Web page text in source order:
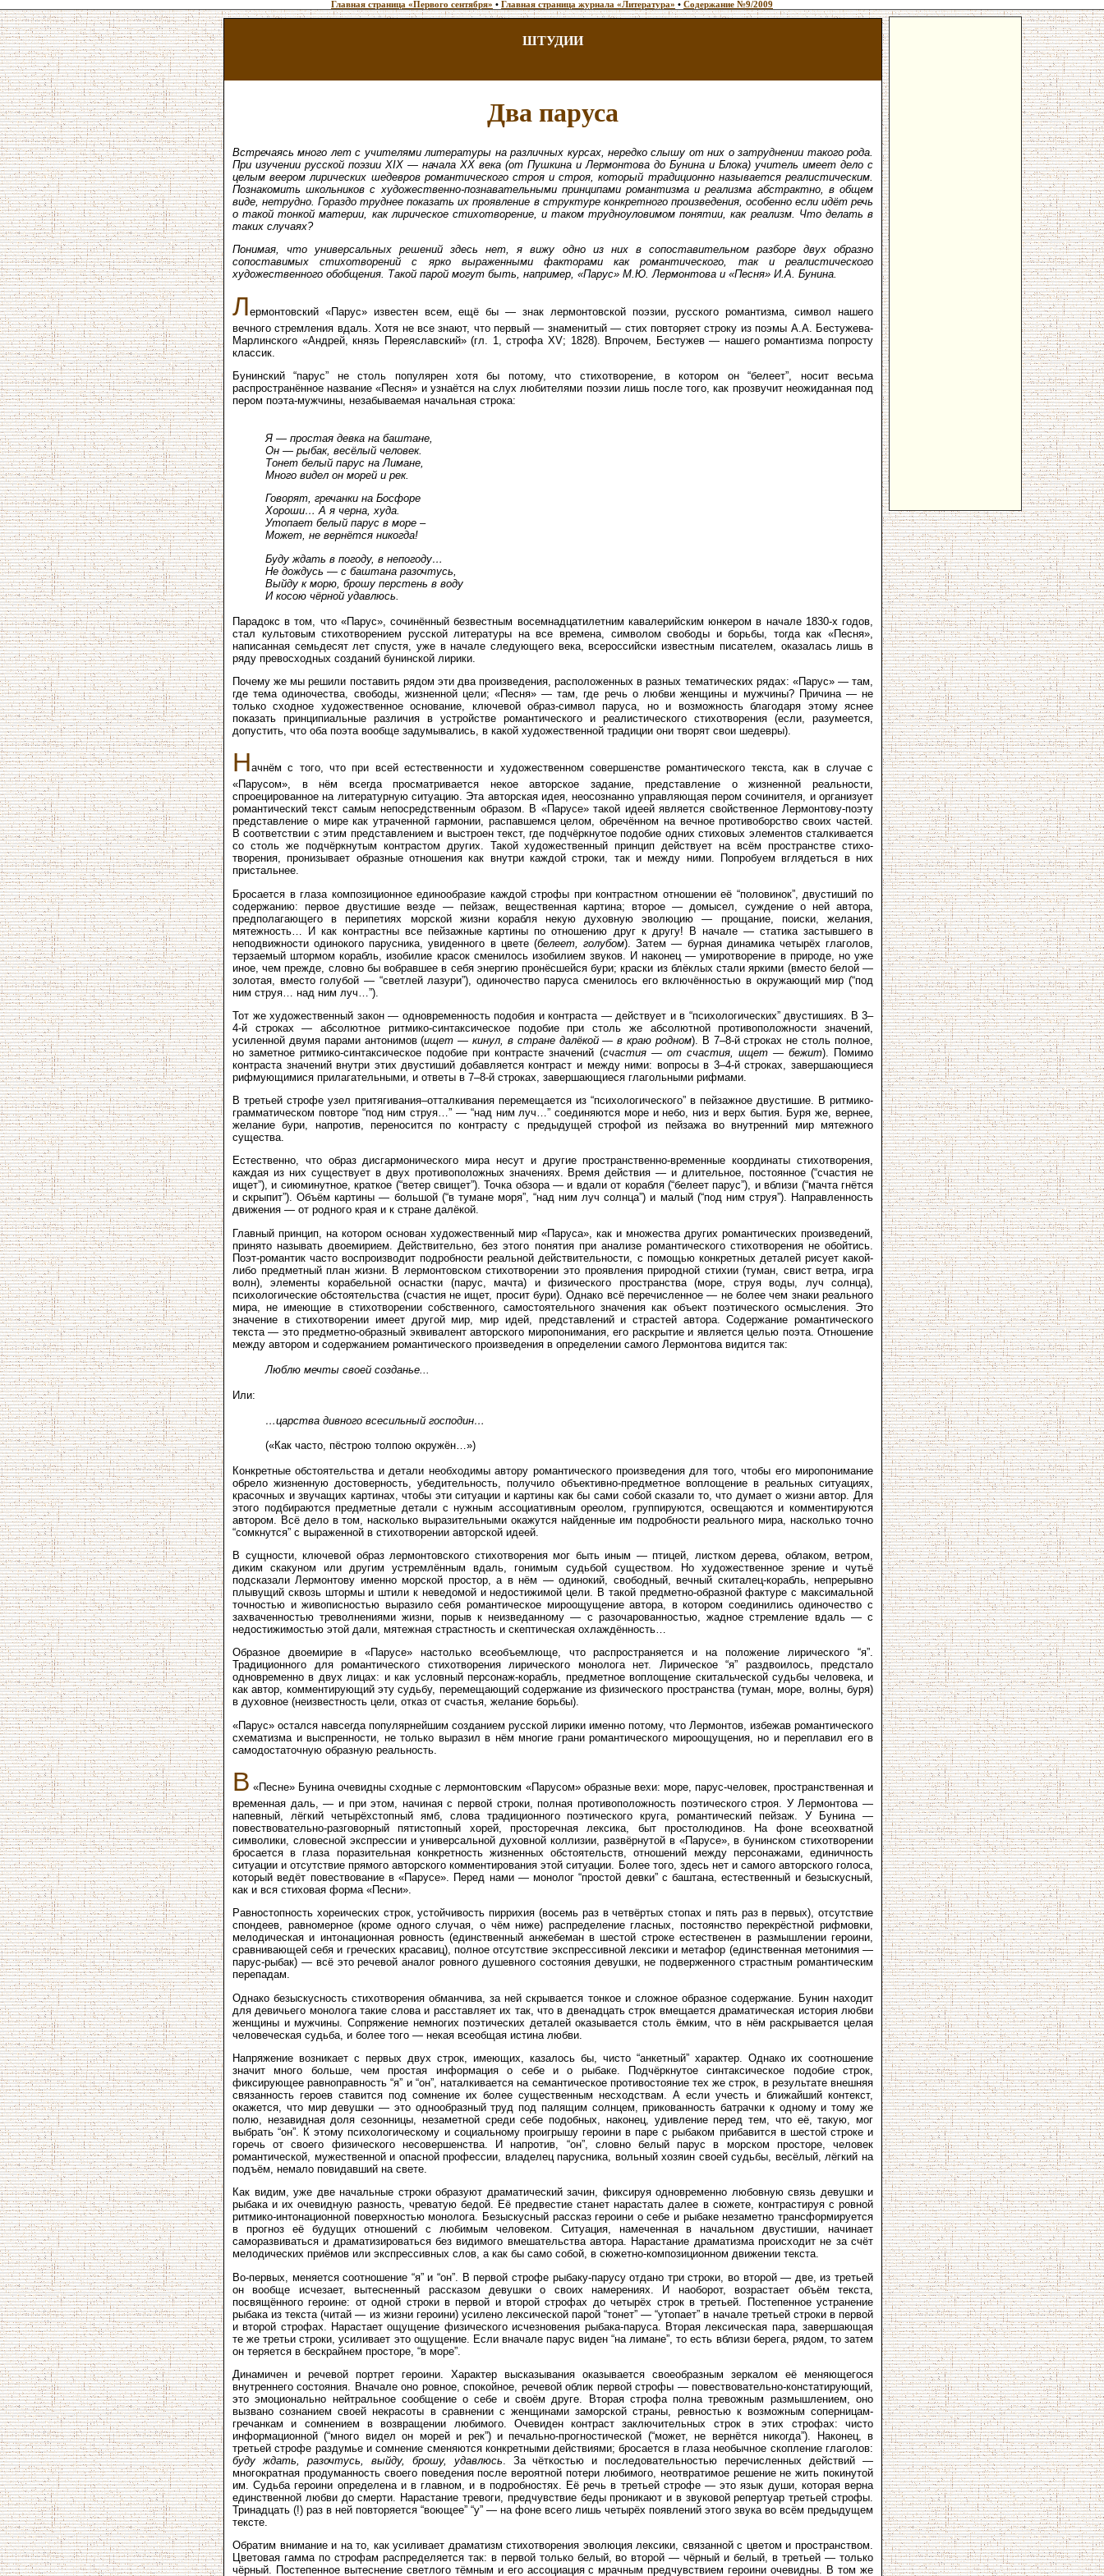
Главная страница «Первого сентября» • Главная страница журнала «Литература» • Содержание №9/2009
ШТУДИИ
Два паруса
Встречаясь много лет с учителями литературы на различных курсах, нередко слышу от них о затруднении такого рода.
При изучении русской поэзии XIX — начала ХХ века (от Пушкина и Лермонтова до Бунина и Блока) учитель имеет дело с
целым веером лирических шедевров романтического строя и строя, который традиционно называется реалистическим.
Познакомить школьников с художественно-познавательными принципами романтизма и реализма абстрактно, в общем
виде, нетрудно. Гораздо труднее показать их проявление в структуре конкретного произведения, особенно если идёт речь
о такой тонкой материи, как лирическое стихотворение, и таком трудноуловимом понятии, как реализм. Что делать в
таких случаях?
Понимая, что универсальных решений здесь нет, я вижу одно из них в сопоставительном разборе двух образно
сопоставимых стихотворений с ярко выраженными факторами как романтического, так и реалистического
художественного обобщения. Такой парой могут быть, например, «Парус» М.Ю. Лермонтова и «Песня» И.А. Бунина.
Лермонтовский «Парус» известен всем, ещё бы — знак лермонтовской поэзии, русского романтизма, символ нашего
вечного стремления вдаль. Хотя не все знают, что первый — знаменитый — стих повторяет строку из поэмы А.А. Бестужева-
Марлинского «Андрей, князь Переяславский» (гл. 1, строфа XV; 1828). Впрочем, Бестужев — нашего романтизма попросту
классик.
Бунинский “парус” не столь популярен хотя бы потому, что стихотворение, в котором он “белеет”, носит весьма
распространённое название «Песня» и узнаётся на слух любителями поэзии лишь после того, как прозвучит неожиданная под
пером поэта-мужчины, незабываемая начальная строка:
Я — простая девка на баштане,
Он — рыбак, весёлый человек.
Тонет белый парус на Лимане,
Много видел он морей и рек.
Говорят, гречанки на Босфоре
Хороши… А я черна, худа.
Утопает белый парус в море –
Может, не вернётся никогда!
Буду ждать в погоду, в непогоду…
Не дождусь — с баштана разочтусь,
Выйду к морю, брошу перстень в воду
И косою чёрной удавлюсь.
Парадокс в том, что «Парус», сочинённый безвестным восемнадцатилетним кавалерийским юнкером в начале 1830-х годов,
стал культовым стихотворением русской литературы на все времена, символом свободы и борьбы, тогда как «Песня»,
написанная семьдесят лет спустя, уже в начале следующего века, всероссийски известным писателем, оказалась лишь в
ряду превосходных созданий бунинской лирики.
Почему же мы решили поставить рядом эти два произведения, расположенных в разных тематических рядах: «Парус» — там,
где тема одиночества, свободы, жизненной цели; «Песня» — там, где речь о любви женщины и мужчины? Причина — не
только сходное художественное основание, ключевой образ-символ паруса, но и возможность благодаря этому яснее
показать принципиальные различия в устройстве романтического и реалистического стихотворения (если, разумеется,
допустить, что оба поэта вообще задумывались, в какой художественной традиции они творят свои шедевры).
Начнём с того, что при всей естественности и художественном совершенстве романтического текста, как в случае с
«Парусом», в нём всегда просматривается некое авторское задание, представление о жизненной реальности,
спроецированное на литературную ситуацию. Эта авторская идея, неосознанно управляющая пером сочинителя, и организует
романтический текст самым непосредственным образом. В «Парусе» такой идеей является свойственное Лермонтову-поэту
представление о мире как утраченной гармонии, распавшемся целом, обречённом на вечное противоборство своих частей.
В соответствии с этим представлением и выстроен текст, где подчёркнутое подобие одних стиховых элементов сталкивается
со столь же подчёркнутым контрастом других. Такой художественный принцип действует на всём пространстве стихо­
творения, пронизывает образные отношения как внутри каждой строки, так и между ними. Попробуем вглядеться в них
пристальнее.
Бросается в глаза композиционное единообразие каждой строфы при контрастном отношении её “половинок”, двустиший по
содержанию: первое двустишие везде — пейзаж, вещественная картина; второе — домысел, суждение о ней автора,
предполагающего в перипетиях морской жизни корабля некую духовную эволюцию — прощание, поиски, желания,
мятежность… И как контрастны все пейзажные картины по отношению друг к другу! В начале — статика застывшего в
неподвижности одинокого парусника, увиденного в цвете (белеет, голубом). Затем — бурная динамика четырёх глаголов,
терзаемый штормом корабль, изобилие красок сменилось изобилием звуков. И наконец — умиротворение в природе, но уже
иное, чем прежде, словно бы вобравшее в себя энергию пронёсшейся бури; краски из блёклых стали яркими (вместо белой —
золотая, вместо голубой — “светлей лазури”), одиночество паруса сменилось его включённостью в окружающий мир (“под
ним струя… над ним луч…”).
Тот же художественный закон — одновременность подобия и контраста — действует и в “психологических” двустишиях. В 3–
4-й строках — абсолютное ритмико-синтаксическое подобие при столь же абсолютной противоположности значений,
усиленной двумя парами антонимов (ищет — кинул, в стране далёкой — в краю родном). В 7–8-й строках не столь полное,
но заметное ритмико-синтаксическое подобие при контрасте значений (счастия — от счастия, ищет — бежит). Помимо
контраста значений внутри этих двустиший добавляется контраст и между ними: вопросы в 3–4-й строках, завершающиеся
рифмующимися прилагательными, и ответы в 7–8-й строках, завершающиеся глагольными рифмами.
В третьей строфе узел притягивания–от­талкивания перемещается из “психологического” в пейзажное двустишие. В ритмико-
грамматическом повторе “под ним струя…” — “над ним луч…” соединяются море и небо, низ и верх бытия. Буря же, вернее,
желание бури, напротив, переносится по контрасту с предыдущей строфой из пейзажа во внутренний мир мятежного
существа.
Естественно, что образ дисгармонического мира несут и другие пространственно-временные координаты стихотворения,
каждая из них существует в двух противоположных значениях. Время действия — и длительное, постоянное (“счастия не
ищет”), и сиюминутное, краткое (“ветер свищет”). Точка обзора — и вдали от корабля (“белеет парус”), и вблизи (“мачта гнётся
и скрыпит”). Объём картины — большой (“в тумане моря”, “над ним луч солнца”) и малый (“под ним струя”). Направленность
движения — от родного края и к стране далёкой.
Главный принцип, на котором основан художественный мир «Паруса», как и множества других романтических произведений,
принято называть двоемирием. Действительно, без этого понятия при анализе романтического стихо­творения не обойтись.
Поэт-романтик часто воспроизводит подробности реальной действительности, с помощью конкретных деталей рисует какой-
либо предметный план жизни. В лермонтовском стихотворении это проявления природной стихии (туман, свист ветра, игра
волн), элементы корабельной оснастки (парус, мачта) и физического пространства (море, струя воды, луч солнца),
психологические обстоятельства (счастия не ищет, просит бури). Однако всё перечисленное — не более чем знаки реального
мира, не имеющие в стихотворении собственного, самостоятельного значения как объект поэтического осмысления. Это
значение в стихотворении имеет другой мир, мир идей, представлений и страстей автора. Содержание романтического
текста — это предметно-образный эквивалент авторского миропонимания, его раскрытие и является целью поэта. Отношение
между автором и содержанием романтического произведения в определении самого Лермонтова видится так:
Люблю мечты своей созданье...
Или:
…царства дивного всесильный господин…
(«Как часто, пёстрою толпою окружён…»)
Конкретные обстоятельства и детали необходимы автору романтического произведения для того, чтобы его миропонимание
обрело жизненную достоверность, убедительность, получило объективно-предметное воплощение в реальных ситуациях,
красочных и звучащих картинах, чтобы эти ситуации и картины как бы сами собой сказали то, что думает о жизни автор. Для
этого подбираются предметные детали с нужным ассоциативным ореолом, группируются, освещаются и комментируются
автором. Всё дело в том, насколько выразительными окажутся найденные им подробности реального мира, насколько точно
“сомкнутся” с выраженной в стихотворении авторской идеей.
В сущности, ключевой образ лермонтовского стихотворения мог быть иным — птицей, листком дерева, облаком, ветром,
диким скакуном или другим устремлённым вдаль, гонимым судьбой существом. Но художественное зрение и чутьё
подсказали Лермонтову именно морской простор, а в нём — одинокий, свободный, вечный скиталец-корабль, непрерывно
плывущий сквозь штормы и штили к неведомой и недостижимой цели. В такой предметно-образной фактуре с максимальной
точностью и живописностью выразило себя романтическое мироощущение автора, в котором соединились одиночество с
захваченностью треволнениями жизни, порыв к неизведанному — с разочарованностью, жадное стремление вдаль — с
недостижимостью этой дали, мятежная страстность и скептическая охлаждённость…
Образное двоемирие в «Парусе» настолько всеобъемлюще, что распространяется и на положение лирического “я”.
Традиционного для романтического стихотворения лирического монолога нет. Лирическое “я” раздвоилось, предстало
одновременно в двух лицах: и как условный персонаж-корабль, предметное воплощение скитальческой судьбы человека, и
как автор, комментирующий эту судьбу, перемещающий содержание из физического пространства (туман, море, волны, буря)
в духовное (неизвестность цели, отказ от счастья, желание борьбы).
«Парус» остался навсегда популярнейшим созданием русской лирики именно потому, что Лермонтов, избежав романтического
схематизма и выспренности, не только выразил в нём многие грани романтического мироощущения, но и переплавил его в
самодостаточную образную реальность.
В «Песне» Бунина очевидны сходные с лермонтовским «Парусом» образные вехи: море, парус-человек, пространственная и
временная даль, — и при этом, начиная с первой строки, полная противоположность поэтического строя. У Лермонтова —
напевный, лёгкий четырёхстопный ямб, слова традиционного поэтического круга, романтический пейзаж. У Бунина —
повествовательно-разговорный пятистопный хорей, просторечная лексика, быт простолюдинов. На фоне всеохватной
символики, словесной экспрессии и универсальной духовной коллизии, развёрнутой в «Парусе», в бунинском стихотворении
бросается в глаза поразительная конкретность жизненных обстоятельств, отношений между персонажами, единичность
ситуации и отсутствие прямого авторского комментирования этой ситуации. Более того, здесь нет и самого авторского голоса,
который ведёт повествование в «Парусе». Перед нами — монолог “простой девки” с баштана, естественный и безыскусный,
как и вся стиховая форма «Песни».
Равностопность хореических строк, устойчивость пиррихия (восемь раз в четвёртых стопах и пять раз в первых), отсутствие
спондеев, равномерное (кроме одного случая, о чём ниже) распределение гласных, постоянство перекрёстной рифмовки,
мелодическая и интонационная ровность (единственный анжебеман в шестой строке естественен в размышлении героини,
сравнивающей себя и греческих красавиц), полное отсутствие экспрессивной лексики и метафор (единственная метонимия —
парус-рыбак) — всё это речевой аналог ровного душевного состояния девушки, не подверженного страстным романтическим
перепадам.
Однако безыскусность стихотворения обманчива, за ней скрывается тонкое и сложное образное содержание. Бунин находит
для девичьего монолога такие слова и расставляет их так, что в двенадцать строк вмещается драматическая история любви
женщины и мужчины. Сопряжение немногих поэтических деталей оказывается столь ёмким, что в нём раскрывается целая
человеческая судьба, и более того — некая всеобщая истина любви.
Напряжение возникает с первых двух строк, имеющих, казалось бы, чисто “анкетный” характер. Однако их соотношение
значит много больше, чем простая информация о себе и о рыбаке. Подчёркнутое синтаксическое подобие строк,
фиксирующее равноправность “я” и “он”, наталкивается на семантическое противостояние тех же строк, в результате внешняя
связанность героев ставится под сомнение их более существенным несходствам. А если учесть и ближайший контекст,
окажется, что мир девушки — это однообразный труд под палящим солнцем, прикованность батрачки к одному и тому же
полю, незавидная доля сезонницы, незаметной среди себе подобных, наконец, удивление перед тем, что её, такую, мог
выбрать “он”. К этому психологическому и социальному проигрышу героини в паре с рыбаком прибавится в шестой строке и
горечь от своего физического несовершенства. И напротив, “он”, словно белый парус в морском просторе, человек
романтической, мужественной и опасной профессии, владелец парусника, вольный хозяин своей судьбы, весёлый, лёгкий на
подъём, немало повидавший на свете.
Как видим, уже две начальные строки образуют драматический зачин, фиксируя одновременно любовную связь девушки и
рыбака и их очевидную разность, чреватую бедой. Её предвестие станет нарастать далее в сюжете, контрастируя с ровной
ритмико-интонационной поверхностью монолога. Безыскусный рассказ героини о себе и рыбаке незаметно трансформируется
в прогноз её будущих отношений с любимым человеком. Ситуация, намеченная в начальном двустишии, начинает
саморазвиваться и драматизироваться без видимого вмешательства автора. Нарастание драматизма происходит не за счёт
мелодических приёмов или экспрессивных слов, а как бы само собой, в сюжетно-композиционном движении текста.
Во-первых, меняется соотношение “я” и “он”. В первой строфе рыбаку-парусу отдано три строки, во второй — две, из третьей
он вообще исчезает, вытесненный рассказом девушки о своих намерениях. И наоборот, возрастает объём текста,
посвящённого героине: от одной строки в первой и второй строфах до четырёх строк в третьей. Постепенное устранение
рыбака из текста (читай — из жизни героини) усилено лексической парой “тонет” — “утопает” в начале третьей строки в первой
и второй строфах. Нарастает ощущение физического исчезновения рыбака-паруса. Вторая лексическая пара, завершающая
те же третьи строки, усиливает это ощущение. Если вначале парус виден “на лимане”, то есть вблизи берега, рядом, то затем
он теряется в бескрайнем просторе, “в море”.
Динамичен и речевой портрет героини. Характер высказывания оказывается своеобразным зеркалом её меняющегося
внутреннего состояния. Вначале оно ровное, спокойное, речевой облик первой строфы — повествовательно-констатирующий,
это эмоционально нейтральное сообщение о себе и своём друге. Вторая строфа полна тревожным размышлением, оно
вызвано сознанием своей некрасоты в сравнении с женщинами заморской страны, ревностью к возможным соперницам-
гречанкам и сомнением в возвращении любимого. Очевиден контраст заключительных строк в этих строфах: чисто
информационной (“много видел он морей и рек”) и печально-прогностической (“может, не вернётся никогда”). Наконец, в
третьей строфе раздумье и сомнение сменяются конкретными действиями; бросается в глаза необычное скопление глаголов:
буду ждать, разочтусь, выйду, брошу, удавлюсь. За чёткостью и последовательностью перечисленных действий —
многократная продуманность своего поведения после вероятной потери любимого, неотвратимое решение не жить покинутой
им. Судьба героини определена и в главном, и в подробностях. Её речь в третьей строфе — это язык души, которая верна
единственной любви до смерти. Нарастание тревоги, предчувствие беды проникают и в звуковой репертуар третьей строфы.
Тринадцать (!) раз в ней повторяется “воющее” “у” — на фоне всего лишь четырёх появлений этого звука во всём предыдущем
тексте.
Обратим внимание и на то, как усиливает драматизм стихотворения эволюция лексики, связанной с цветом и пространством.
Цветовая гамма по строфам распределяется так: в первой только белый, во второй — чёрный и белый, в третьей — только
чёрный. Постепенное вытеснение светлого тёмным и его ассоциация с мрачным предчувствием героини очевидны. В том же